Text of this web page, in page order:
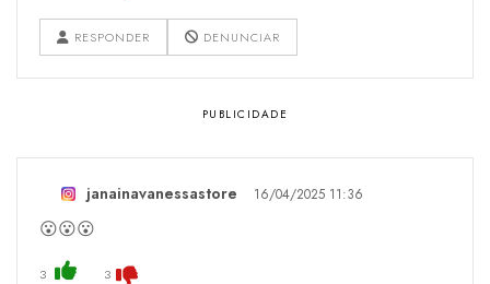
RESPONDER DENUNCIAR
janainavanessastore 16/04/2025 11:36
😮😮😮
3 3